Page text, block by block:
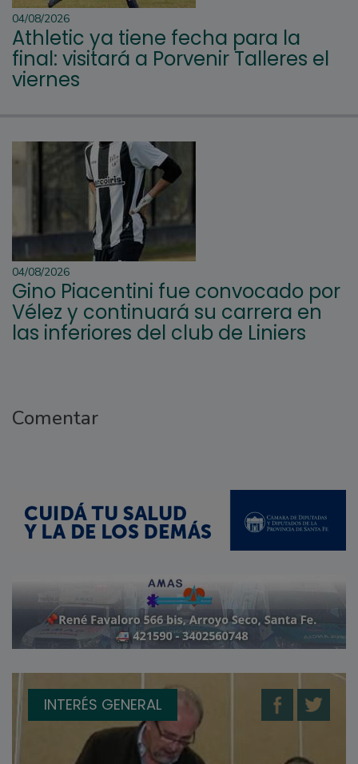
04/08/2026
Athletic ya tiene fecha para la
final: visitará a Porvenir Talleres el
viernes
04/08/2026
Gino Piacentini fue convocado por
Vélez y continuará su carrera en
las inferiores del club de Liniers
Comentar
INTERÉS GENERAL